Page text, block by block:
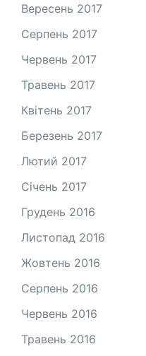
Вересень 2017
Серпень 2017
Червень 2017
Травень 2017
Квітень 2017
Березень 2017
Лютий 2017
Січень 2017
Грудень 2016
Листопад 2016
Жовтень 2016
Серпень 2016
Червень 2016
Травень 2016